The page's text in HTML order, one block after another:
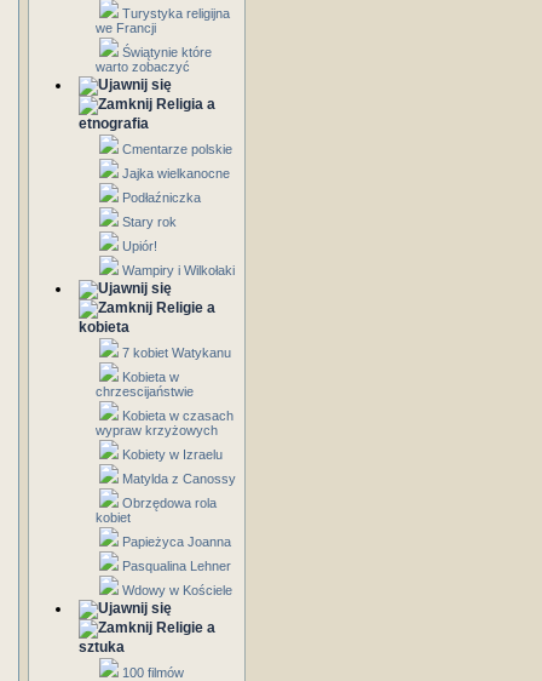
Turystyka religijna
we Francji
Świątynie które
warto zobaczyć
Religia a
etnografia
Cmentarze polskie
Jajka wielkanocne
Podłaźniczka
Stary rok
Upiór!
Wampiry i Wilkołaki
Religie a
kobieta
7 kobiet Watykanu
Kobieta w
chrzescijaństwie
Kobieta w czasach
wypraw krzyżowych
Kobiety w Izraelu
Matylda z Canossy
Obrzędowa rola
kobiet
Papieżyca Joanna
Pasqualina Lehner
Wdowy w Kościele
Religie a
sztuka
100 filmów